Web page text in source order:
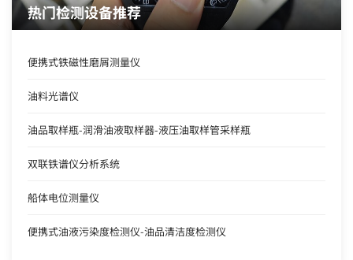
热门检测设备推荐
便携式铁磁性磨屑测量仪
油料光谱仪
油品取样瓶-润滑油液取样器-液压油取样管采样瓶
双联铁谱仪分析系统
船体电位测量仪
便携式油液污染度检测仪-油品清洁度检测仪